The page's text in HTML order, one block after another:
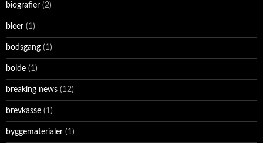
biografier (2)
bleer (1)
bodsgang (1)
bolde (1)
breaking news (12)
brevkasse (1)
byggematerialer (1)